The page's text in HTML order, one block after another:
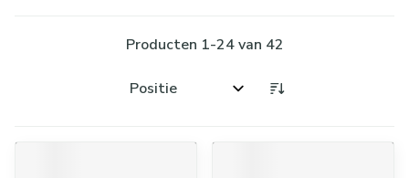
Producten 1-24van 42
Sorteer op: